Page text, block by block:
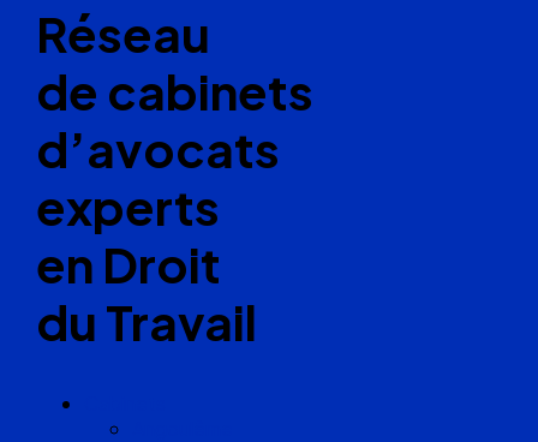
Réseau
de cabinets
d’avocats
experts
en Droit
du Travail